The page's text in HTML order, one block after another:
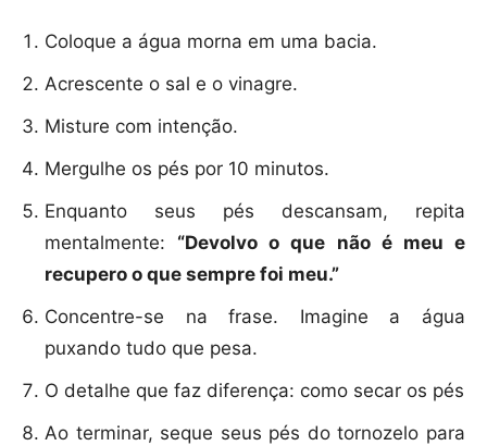
Coloque a água morna em uma bacia.
Acrescente o sal e o vinagre.
Misture com intenção.
Mergulhe os pés por 10 minutos.
Enquanto seus pés descansam, repita
mentalmente: “Devolvo o que não é meu e
recupero o que sempre foi meu.”
Concentre-se na frase. Imagine a água
puxando tudo que pesa.
O detalhe que faz diferença: como secar os pés
Ao terminar, seque seus pés do tornozelo para